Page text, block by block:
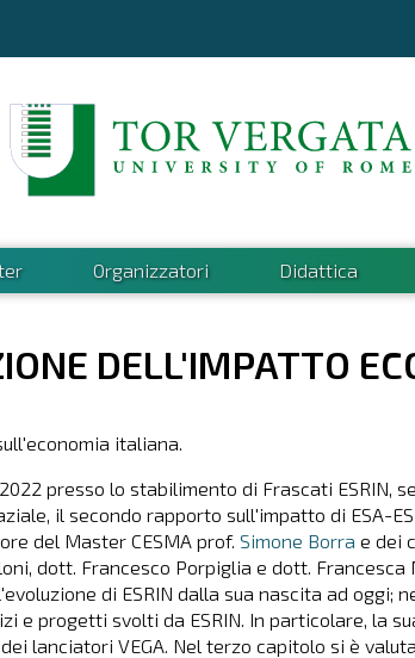
Organizzatori Didattica
DELL'IMPATTO
italiana.
presso lo stabilimento di Frascati ESRIN,
il secondo rapporto sull'impatto di ESA-
del Master CESMA prof. Simone Borra e dei
dott. Francesco Porpiglia e dott. Francesca
di ESRIN dalla sua nascita ad oggi;
e progetti svolti da ESRIN. In particolare, la
lanciatori VEGA. Nel terzo capitolo si è